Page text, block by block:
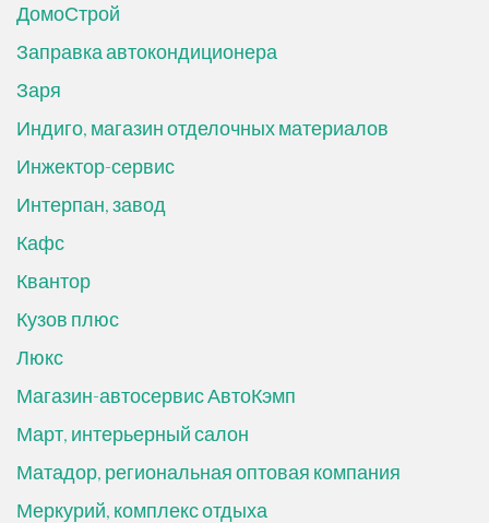
ДомоСтрой
Заправка автокондиционера
Заря
Индиго, магазин отделочных материалов
Инжектор-сервис
Интерпан, завод
Кафс
Квантор
Кузов плюс
Люкс
Магазин-автосервис АвтоКэмп
Март, интерьерный салон
Матадор, региональная оптовая компания
Меркурий, комплекс отдыха